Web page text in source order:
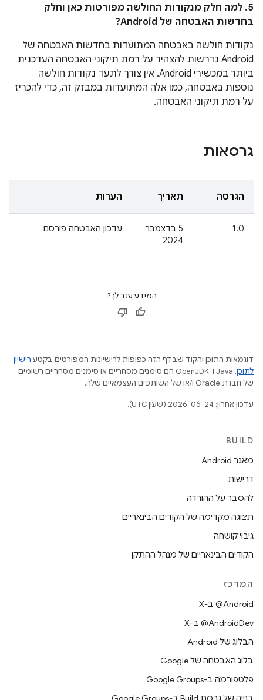
5. למה חלק מנקודות החולשה מפורטות כאן וחלק
בחדשות האבטחה של Android?
נקודות חולשה באבטחה המתועדות בחדשות האבטחה של
Android נדרשות להצהיר על רמת תיקוני האבטחה העדכנית
ביותר במכשירי Android. אין צורך לתעד נקודות חולשה
נוספות באבטחה, כמו אלה המתועדות במבזק זה, כדי להכריז
על רמת תיקוני האבטחה.
גרסאות
הגרסה תאריך הערות
1.0
‫5 בדצמבר
2024
עדכון האבטחה פורסם
המידע עזר לך?
דוגמאות התוכן והקוד שבדף הזה כפופות לרישיונות המפורטים בקטע רישיון
לתוכן
.‏ Java ו-OpenJDK הם סימנים מסחריים או סימנים מסחריים רשומים
של חברת Oracle ו/או של השותפים העצמאיים שלה.
עדכון אחרון: 2026-06-24 (שעון UTC).
BUILD
מאגר Android
דרישות
להסבר על ההורדה
תצוגה מקדימה של הקודים הבינאריים
גיבוי קושחה
הקודים הבינאריים של מנהל ההתקן
המרכז
‫‎@Android ב-X
‫‎@AndroidDev ב-X
הבלוג של Android
בלוג האבטחה של Google
פלטפורמה ב-Google Groups